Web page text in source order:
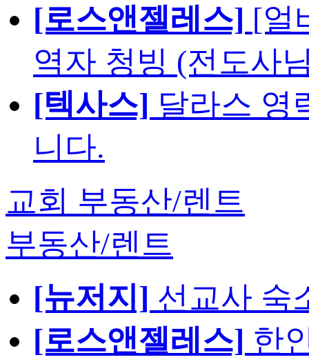
[로스앤젤레스] [얼
역자 청빙 (전도사
[텍사스] 달라스 영
니다.
교회 부동산/렌트
부동산/렌트
[뉴저지] 선교사 숙
[로스앤젤레스] 한